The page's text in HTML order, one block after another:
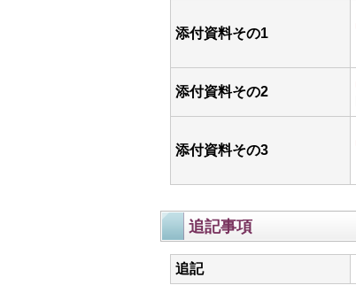
添付資料その1
添付資料その2
添付資料その3
追記事項
追記